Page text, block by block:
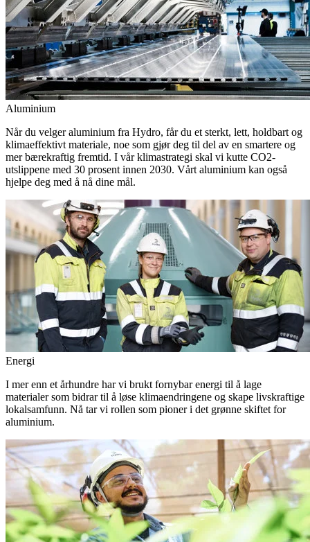
Aluminium
Når du velger aluminium fra Hydro, får du et sterkt, lett, holdbart og
klimaeffektivt materiale, noe som gjør deg til del av en smartere og
mer bærekraftig fremtid. I vår klimastrategi skal vi kutte CO2-
utslippene med 30 prosent innen 2030. Vårt aluminium kan også
hjelpe deg med å nå dine mål.
Energi
I mer enn et århundre har vi brukt fornybar energi til å lage
materialer som bidrar til å løse klimaendringene og skape livskraftige
lokalsamfunn. Nå tar vi rollen som pioner i det grønne skiftet for
aluminium.